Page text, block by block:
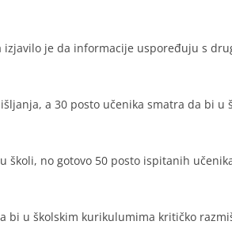
izjavilo je da informacije uspoređuju s
a 30 posto učenika smatra da bi u
školi, no gotovo 50 posto ispitanih
bi u školskim kurikulumima kritičko